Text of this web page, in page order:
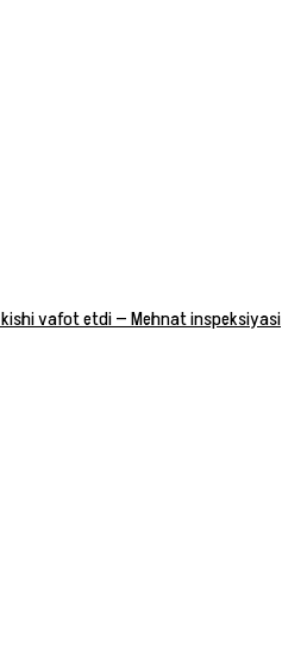
vafot etdi — Mehnat inspeksiyasi